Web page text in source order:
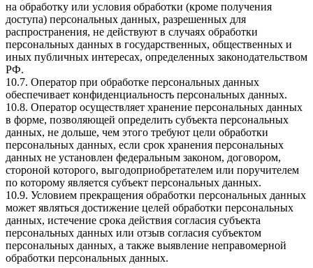
на обработку или условия обработки (кроме получения
доступа) персональных данных, разрешенных для
распространения, не действуют в случаях обработки
персональных данных в государственных, общественных и
иных публичных интересах, определенных законодательством
РФ.
10.7. Оператор при обработке персональных данных
обеспечивает конфиденциальность персональных данных.
10.8. Оператор осуществляет хранение персональных данных
в форме, позволяющей определить субъекта персональных
данных, не дольше, чем этого требуют цели обработки
персональных данных, если срок хранения персональных
данных не установлен федеральным законом, договором,
стороной которого, выгодоприобретателем или поручителем
по которому является субъект персональных данных.
10.9. Условием прекращения обработки персональных данных
может являться достижение целей обработки персональных
данных, истечение срока действия согласия субъекта
персональных данных или отзыв согласия субъектом
персональных данных, а также выявление неправомерной
обработки персональных данных.